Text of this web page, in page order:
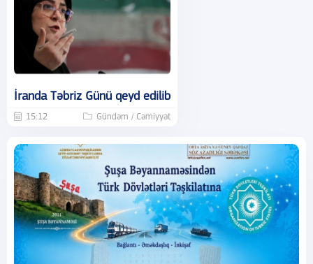
İranda Təbriz Günü qeyd edilib
15:12 Gündəm / Cəmiyyət